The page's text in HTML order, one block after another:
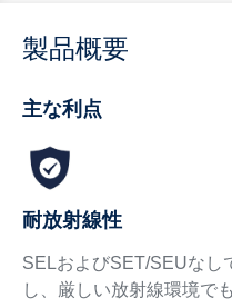
製品概要
主な利点
耐放射線性
SELおよびSET/SEUなし
し、厳しい放射線環境で